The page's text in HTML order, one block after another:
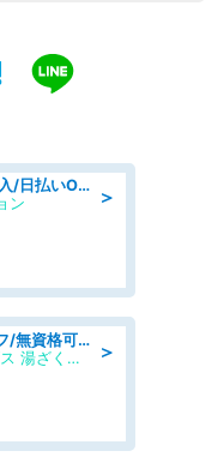
＞
組立・組付け/未経験OK/高収入/日払いOK/寮費無料/交替制
ン
＞
「残業ほぼなし」調理スタッフ/無資格可/正職員/日勤のみ/デイサービス/社会保障完備
株式会社湯ざくら/デイサービス 湯ざくらケアリゾート